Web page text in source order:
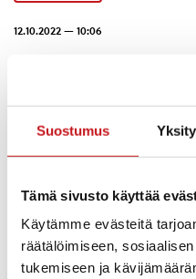
Suostumus
Tämä sivusto käyttää
Käytämme evästeitä
räätälöimiseen,
tukemiseen ja
12.10.2022 — 10:06